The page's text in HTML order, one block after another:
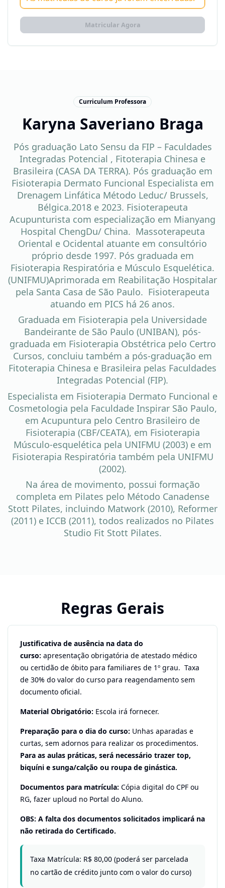
Matricular Agora
Curriculum Professora
Karyna Saveriano Braga
Pós graduação Lato Sensu da FIP – Faculdades
Integradas Potencial , Fitoterapia Chinesa e
Brasileira (CASA DA TERRA). Pós graduação em
Fisioterapia Dermato Funcional Especialista em
Drenagem Linfática Método Leduc/ Brussels,
Bélgica.2018 e 2023. Fisioterapeuta
Acupunturista com especialização em Mianyang
Hospital ChengDu/ China. Massoterapeuta
Oriental e Ocidental atuante em consultório
próprio desde 1997. Pós graduada em
Fisioterapia Respiratória e Músculo Esquelética.
(UNIFMU)Aprimorada em Reabilitação Hospitalar
pela Santa Casa de São Paulo. Fisioterapeuta
atuando em PICS há 26 anos.
Graduada em Fisioterapia pela Universidade
Bandeirante de São Paulo (UNIBAN), pós-
graduada em Fisioterapia Obstétrica pelo Certro
Cursos, concluiu também a pós-graduação em
Fitoterapia Chinesa e Brasileira pelas Faculdades
Integradas Potencial (FIP).
Especialista em Fisioterapia Dermato Funcional e
Cosmetologia pela Faculdade Inspirar São Paulo,
em Acupuntura pelo Centro Brasileiro de
Fisioterapia (CBF/CEATA), em Fisioterapia
Músculo-esquelética pela UNIFMU (2003) e em
Fisioterapia Respiratória também pela UNIFMU
(2002).
Na área de movimento, possui formação
completa em Pilates pelo Método Canadense
Stott Pilates, incluindo Matwork (2010), Reformer
(2011) e ICCB (2011), todos realizados no Pilates
Studio Fit Stott Pilates.
Regras Gerais
Justificativa de ausência na data do
curso: apresentação obrigatória de atestado médico
ou certidão de óbito para familiares de 1º grau. Taxa
de 30% do valor do curso para reagendamento sem
documento oficial.
Material Obrigatório: Escola irá fornecer.
Preparação para o dia do curso: Unhas aparadas e
curtas, sem adornos para realizar os procedimentos.
Para as aulas práticas, será necessário trazer top,
biquíni e sunga/calção ou roupa de ginástica.
Documentos para matrícula: Cópia digital do CPF ou
RG, fazer uploud no Portal do Aluno.
OBS: A falta dos documentos solicitados implicará na
não retirada do Certificado.
Taxa Matrícula: R$ 80,00 (poderá ser parcelada
no cartão de crédito junto com o valor do curso)